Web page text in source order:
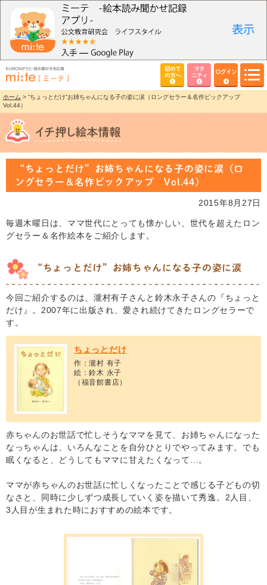
初めて
の方へ
マタ
ニティ
ログイン
ホーム > “ちょっとだけ”お姉ちゃんになる子の姿に涙（ロングセラー＆名作ピックアップ
Vol.44）
“ちょっとだけ”お姉ちゃんになる子の姿に涙（ロ
ングセラー＆名作ピックアップ Vol.44）
2015年8月27日
毎週木曜日は、ママ世代にとっても懐かしい、世代を超えたロン
グセラー＆名作絵本をご紹介します。
“ちょっとだけ”お姉ちゃんになる子の姿に涙
今回ご紹介するのは、瀧村有子さんと鈴木永子さんの『ちょっと
だけ』。2007年に出版され、愛され続けてきたロングセラーで
す。
ちょっとだけ
作：瀧村 有子
絵：鈴木 永子
（福音館書店）
赤ちゃんのお世話で忙しそうなママを見て、お姉ちゃんになった
なっちゃんは、いろんなことを自分ひとりでやってみます。でも
眠くなると、どうしてもママに甘えたくなって…。
ママが赤ちゃんのお世話に忙しくなったことで感じる子どもの切
なさと、同時に少しずつ成長していく姿を描いて秀逸。2人目、
3人目が生まれた時におすすめの絵本です。